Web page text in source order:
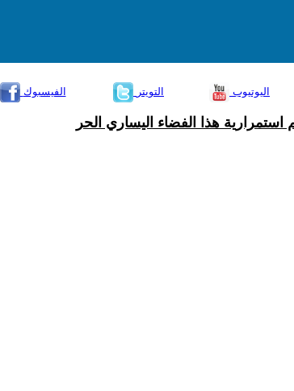
الفيسبوك
التويتر اليوتيوب
هذا الفضاء اليساري الحر